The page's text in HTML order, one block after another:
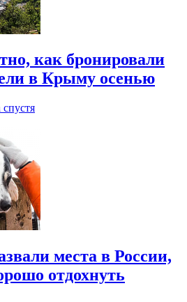
как бронировали
в Крыму осенью
спустя
места в России,
отдохнуть